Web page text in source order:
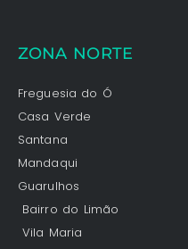
ZONA NORTE
Freguesia do Ó
Casa Verde
Santana
Mandaqui
Guarulhos
Bairro do Limão
Vila Maria